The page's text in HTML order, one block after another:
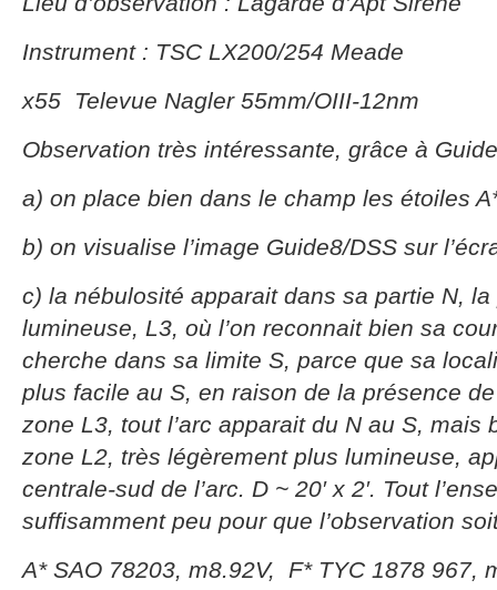
Instrument : TSC LX200/254 Meade
x55 Televue Nagler 55mm/OIII-12nm
Observation très intéressante, grâce à
a) on place bien dans le champ les étoiles
b) on visualise l’image Guide8/DSS sur
c) la nébulosité apparait dans sa partie N,
lumineuse, L3, où l’on reconnait bien sa
cherche dans sa limite S, parce que sa
plus facile au S, en raison de la présence
zone L3, tout l’arc apparait du N au S, mais
zone L2, très légèrement plus lumineuse,
centrale-sud de l’arc. D ~ 20′ x 2′. Tout
suffisamment peu pour que l’observation
A* SAO 78203, m8.92V, F* TYC 1878 967,